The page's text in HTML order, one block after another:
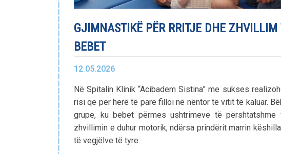
GJIMNASTIKË PËR RRITJE DHE
BEBET
12.05.2026
Në Spitalin Klinik “Acibadem Sistina” me sukses
risi që për herë të parë filloi në nëntor të vitit të kaluar.
grupe, ku bebet përmes ushtrimeve të përshtatshme
zhvillimin e duhur motorik, ndërsa prindërit marrin
të vegjëlve të tyre.